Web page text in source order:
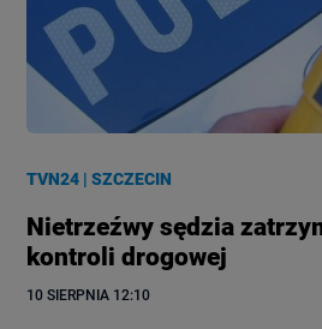
TVN24 |SZCZECIN
Nietrzeźwy sędzia
kontroli drogowej
10 SIERPNIA 12:10